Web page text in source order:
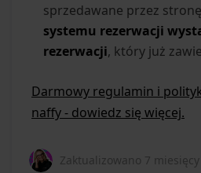
sprzedawane przez
systemu rezerwacji
rezerwacji, który już
Darmowy regulamin i
naffy - dowiedz się więcej.
Zaktualizowano 7